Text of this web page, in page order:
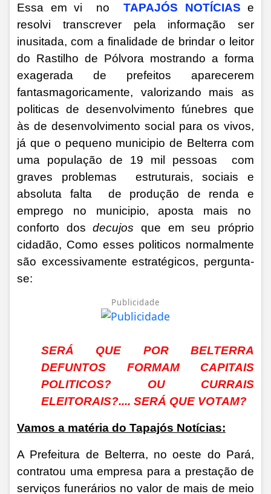
Essa em vi no TAPAJÓS NOTÍCIAS e
resolvi transcrever pela informação ser
inusitada, com a finalidade de brindar o leitor
do Rastilho de Pólvora mostrando a forma
exagerada de prefeitos aparecerem
fantasmagoricamente, valorizando mais as
politicas de desenvolvimento fúnebres que
às de desenvolvimento social para os vivos,
já que o pequeno municipio de Belterra com
uma população de 19 mil pessoas com
graves problemas estruturais, sociais e
absoluta falta de produção de renda e
emprego no municipio, aposta mais no
conforto dosdecujos que em seu próprio
cidadão, Como esses politicos normalmente
são excessivamente estratégicos, pergunta-
se:
Publicidade
SERÁ QUE POR BELTERRA
DEFUNTOS FORMAM CAPITAIS
POLITICOS? OU CURRAIS
ELEITORAIS?.... SERÁ QUE VOTAM?
Vamos a matéria do Tapajós Notícias:
A Prefeitura de Belterra, no oeste do Pará,
contratou uma empresa para a prestação de
serviços funerários no valor de mais de meio